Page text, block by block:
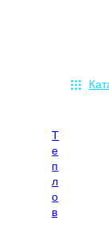
Т
е
п
л
о
в